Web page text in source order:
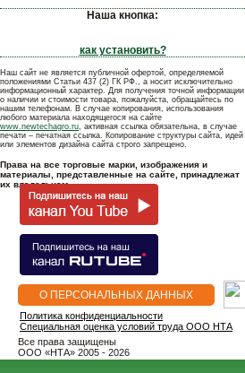
Наша кнопка:
как установить?
Наш сайт не является публичной офертой, определяемой
положениями Статьи 437 (2) ГК РФ., а носит исключительно
информационный характер. Для получения точной информации
о наличии и стоимости товара, пожалуйста, обращайтесь по
нашим телефонам. В случае копирования, использования
любого материала находящегося на сайте
www.newtechagro.ru, активная ссылка обязательна, в случае
печати – печатная ссылка. Копирование структуры сайта, идей
или элементов дизайна сайта строго запрещено.
Права на все торговые марки, изображения и
материалы, представленные на сайте, принадлежат
их владельцам.
О ПЕРСОНАЛЬНЫХ ДАННЫХ
Все права защищены
OOO «НТА» 2005 - 2026
Политика конфиденциальности
Специальная оценка условий труда ООО НТА